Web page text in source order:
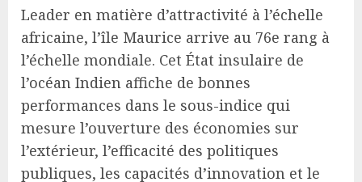
Leader en matière d’attractivité à l’échelle
africaine, l’île Maurice arrive au 76e rang à
l’échelle mondiale. Cet État insulaire de
l’océan Indien affiche de bonnes
performances dans le sous-indice qui
mesure l’ouverture des économies sur
l’extérieur, l’efficacité des politiques
publiques, les capacités d’innovation et le